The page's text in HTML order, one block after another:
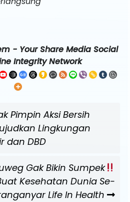
- Your Share Media Social
Integrity Network
Pimpin Aksi Bersih
Lingkungan
dan DBD
Gak Bikin Sumpek
Kesehatan Dunia Se-
Life In Health